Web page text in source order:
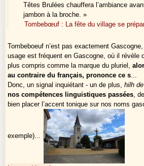
Têtes Brulées chauffera l’ambiance
jambon à la broche. »
Tombebœuf : La fête du village se
Tombeboeuf n’est pas exactement
usage est fréquent en Gascogne, où il révèle
plus compris comme la marque du pluriel,
au contraire du français, prononce ce s
Donc, un signal inquiétant - un de plus,hilh
nos compétences linguistiques passées ,
bien placer l’accent tonique sur nos noms
exemple)...